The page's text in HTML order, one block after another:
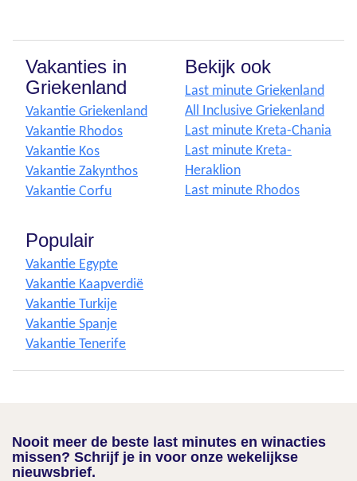
Vakanties in
Griekenland
Vakantie Griekenland
Vakantie Rhodos
Vakantie Kos
Vakantie Zakynthos
Vakantie Corfu
Bekijk ook
Last minute Griekenland
All Inclusive Griekenland
Last minute Kreta-Chania
Last minute Kreta-
Heraklion
Last minute Rhodos
Populair
Vakantie Egypte
Vakantie Kaapverdië
Vakantie Turkije
Vakantie Spanje
Vakantie Tenerife
Nooit meer de beste last minutes en winacties
missen? Schrijf je in voor onze wekelijkse
nieuwsbrief.